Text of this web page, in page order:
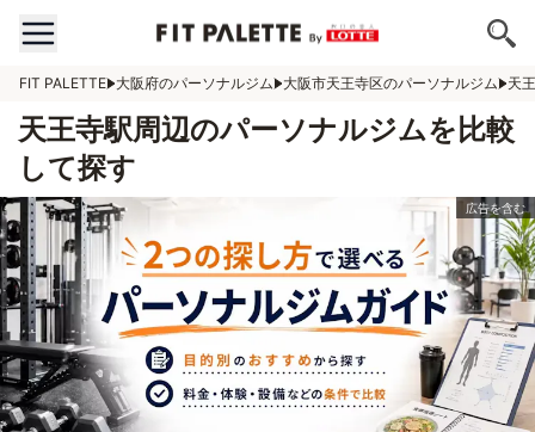
FIT PALETTE 大阪府のパーソナルジム 大阪市天王寺区のパーソナルジム 天
天王寺駅周辺のパーソナルジムを比較
して探す